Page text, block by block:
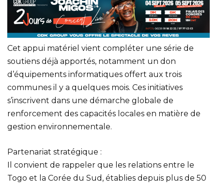
Cet appui matériel vient compléter une série de
soutiens déjà apportés, notamment un don
d’équipements informatiques offert aux trois
communes il y a quelques mois. Ces initiatives
s’inscrivent dans une démarche globale de
renforcement des capacités locales en matière de
gestion environnementale.
Partenariat stratégique :
Il convient de rappeler que les relations entre le
Togo et la Corée du Sud, établies depuis plus de 50